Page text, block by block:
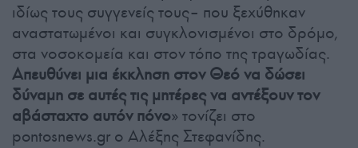
ιδίως τους συγγενείς τους– που ξεχύθηκαν
αναστατωμένοι και συγκλονισμένοι στο δρόμο,
στα νοσοκομεία και στον τόπο της τραγωδίας.
Απευθύνει μια έκκληση στον Θεό να δώσει
δύναμη σε αυτές τις μητέρες να αντέξουν τον
αβάσταχτο αυτόν πόνο» τονίζει στο
pontosnews.gr ο Αλέξης Στεφανίδης.